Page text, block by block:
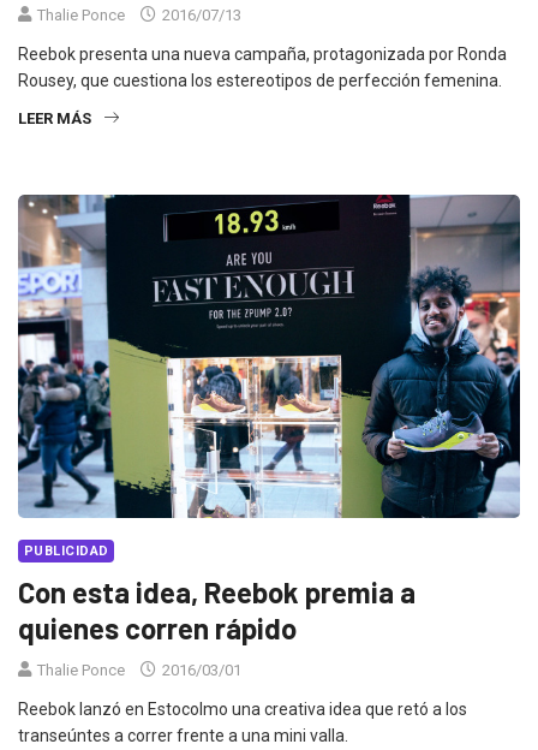
Thalie Ponce 2016/07/13
Reebok presenta una nueva campaña, protagonizada por Ronda
Rousey, que cuestiona los estereotipos de perfección femenina.
LEER MÁS
PUBLICIDAD
Con esta idea, Reebok premia a
quienes corren rápido
Thalie Ponce 2016/03/01
Reebok lanzó en Estocolmo una creativa idea que retó a los
transeúntes a correr frente a una mini valla.